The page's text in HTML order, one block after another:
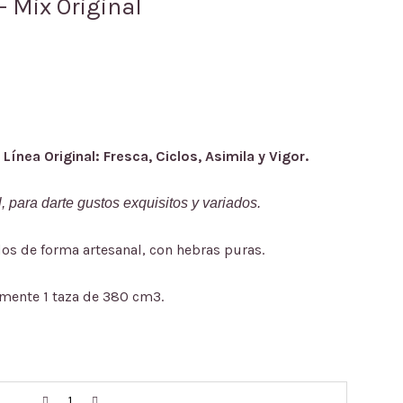
Mix Original
Original: Fresca, Ciclos, Asimila y Vigor.
para darte gustos exquisitos y variados.
de forma artesanal, con hebras puras.
1 taza de 380 cm3.